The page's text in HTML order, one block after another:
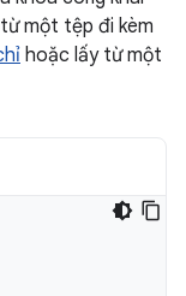
một tệp đi kèm
hoặc lấy từ một